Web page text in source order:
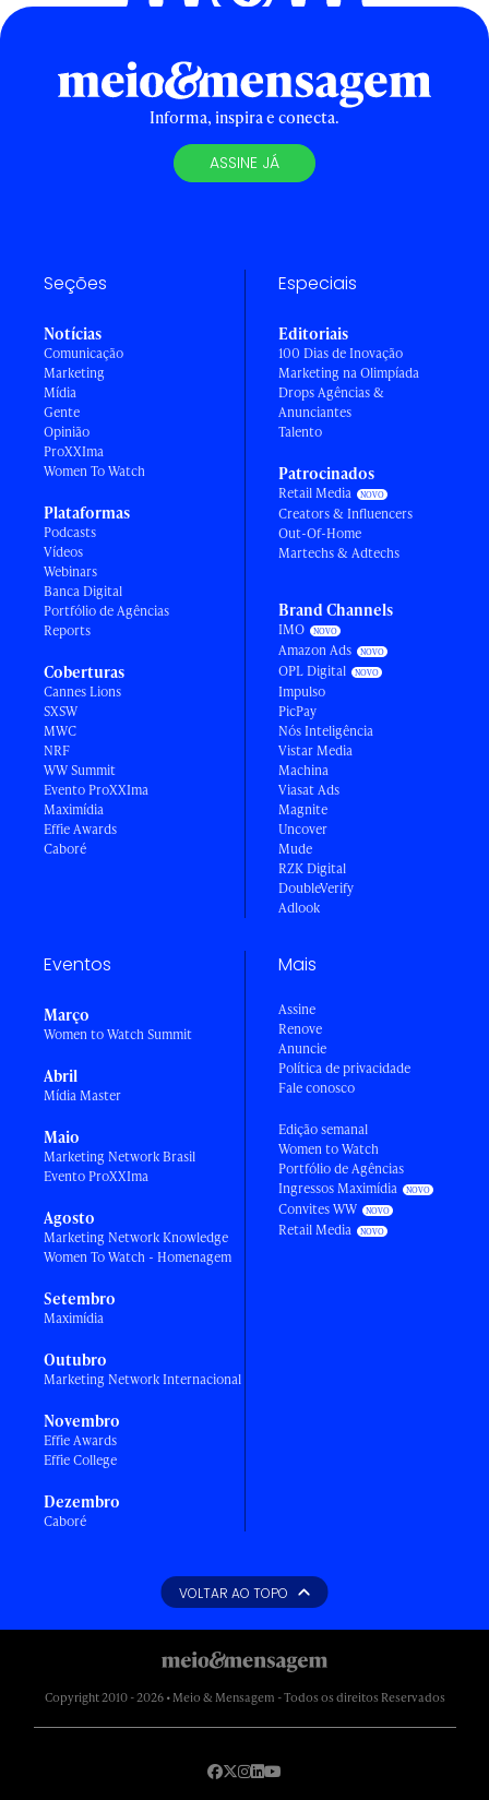
Informa, inspira e conecta.
ASSINE JÁ
Seções
Notícias
Comunicação
Marketing
Mídia
Gente
Opinião
ProXXIma
Women To Watch
Plataformas
Podcasts
Vídeos
Webinars
Banca Digital
Portfólio de Agências
Reports
Coberturas
Cannes Lions
SXSW
MWC
NRF
WW Summit
Evento ProXXIma
Maximídia
Effie Awards
Caboré
Especiais
Editoriais
100 Dias de Inovação
Marketing na Olimpíada
Drops Agências &
Anunciantes
Talento
Patrocinados
Retail Media
Creators & Influencers
Out-Of-Home
Martechs & Adtechs
Brand Channels
IMO
Amazon Ads
OPL Digital
Impulso
PicPay
Nós Inteligência
Vistar Media
Machina
Viasat Ads
Magnite
Uncover
Mude
RZK Digital
DoubleVerify
Adlook
Eventos
Março
Women to Watch Summit
Abril
Mídia Master
Maio
Marketing Network Brasil
Evento ProXXIma
Agosto
Marketing Network Knowledge
Women To Watch - Homenagem
Setembro
Maximídia
Outubro
Marketing Network Internacional
Novembro
Effie Awards
Effie College
Dezembro
Caboré
Mais
Assine
Renove
Anuncie
Política de privacidade
Fale conosco
Edição semanal
Women to Watch
Portfólio de Agências
Ingressos Maximídia
Convites WW
Retail Media
VOLTAR AO TOPO
Copyright 2010 - 2026 • Meio & Mensagem - Todos os direitos Reservados